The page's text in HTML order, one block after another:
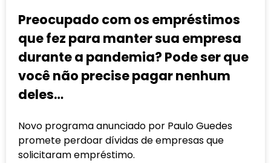
Preocupado com os empréstimos
que fez para manter sua empresa
durante a pandemia? Pode ser que
você não precise pagar nenhum
deles…
Novo programa anunciado por Paulo Guedes
promete perdoar dívidas de empresas que
solicitaram empréstimo.